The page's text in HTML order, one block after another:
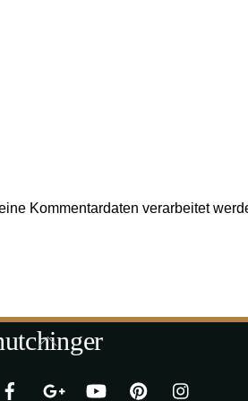
Kommentardaten verarbeitet
Back
Top